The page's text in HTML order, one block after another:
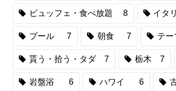
ビュッフェ・食べ放題 8 イタ
プール 7 朝食 7 テー
貰う・拾う・タダ 7 栃木 7
岩盤浴 6 ハワイ 6